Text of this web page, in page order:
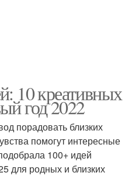
10 креативных
год 2022
порадовать близких
помогут интересные
100+ идей
для родных и близких